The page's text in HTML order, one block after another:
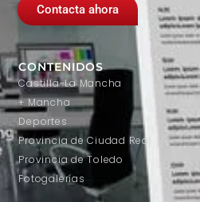
Contacta ahora
CONTENIDOS
Castilla-La Mancha
+ Mancha
Deportes
Provincia de Ciudad Real
Provincia de Toledo
Fotogalerías